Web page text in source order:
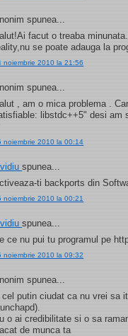
spunea...
facut o treaba
se poate adauga la
noiembrie 2010 la 21:56
spunea...
, am o mica problema .
libstdc++5" desi am
noiembrie 2010 la 00:14
spunea...
ti backports din
noiembrie 2010 la 00:21
spunea...
ce nu pui tu programul pe
noiembrie 2010 la 09:32
spunea...
cel putin ciudat ca nu vrei sa
o ai credibilitate si o sa
de munca ta